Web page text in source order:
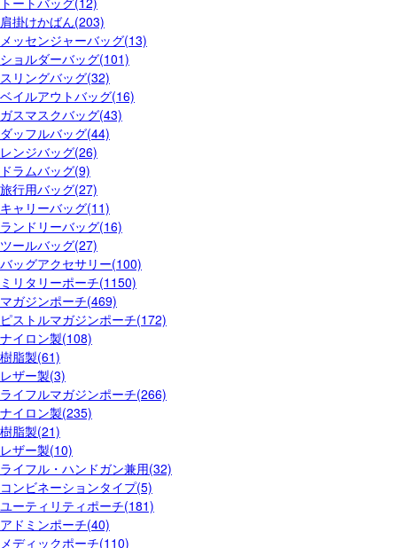
肩掛けかばん(203)
メッセンジャーバッグ(13)
ショルダーバッグ(101)
スリングバッグ(32)
ベイルアウトバッグ(16)
ガスマスクバッグ(43)
ダッフルバッグ(44)
レンジバッグ(26)
ドラムバッグ(9)
旅行用バッグ(27)
キャリーバッグ(11)
ランドリーバッグ(16)
ツールバッグ(27)
バッグアクセサリー(100)
ミリタリーポーチ(1150)
マガジンポーチ(469)
ピストルマガジンポーチ(172)
ナイロン製(108)
樹脂製(61)
レザー製(3)
ライフルマガジンポーチ(266)
ナイロン製(235)
樹脂製(21)
レザー製(10)
ライフル・ハンドガン兼用(32)
コンビネーションタイプ(5)
ユーティリティポーチ(181)
アドミンポーチ(40)
メディックポーチ(110)